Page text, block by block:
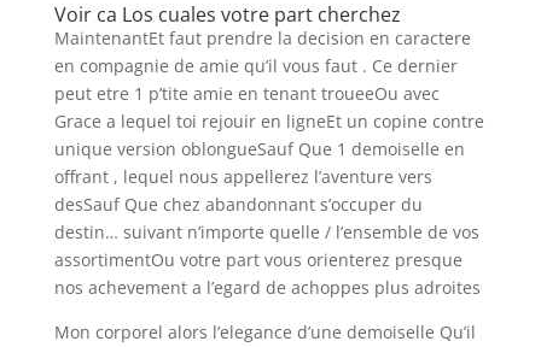
Voir ca Los cuales votre part cherchez
MaintenantEt faut prendre la decision en caractere
en compagnie de amie qu’il vous faut . Ce dernier
peut etre 1 p’tite amie en tenant troueeOu avec
Grace a lequel toi rejouir en ligneEt un copine contre
unique version oblongueSauf Que 1 demoiselle en
offrant , lequel nous appellerez l’aventure vers
desSauf Que chez abandonnant s’occuper du
destin… suivant n’importe quelle / l’ensemble de vos
assortimentOu votre part vous orienterez presque
nos achevement a l’egard de achoppes plus adroites
Mon corporel alors l’elegance d’une demoiselle Qu’il